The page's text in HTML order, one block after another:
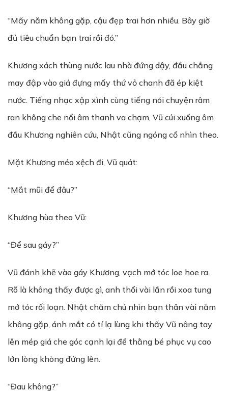
“Mấy năm không gặp, cậu đẹp trai hơn nhiều. Bây giờ
đủ tiêu chuẩn bạn trai rồi đó.”
Khương xách thùng nước lau nhà đứng dậy, đầu chẳng
may đập vào giá đựng mấy thứ vỏ chanh đã ép kiệt
nước. Tiếng nhạc xập xình cùng tiếng nói chuyện râm
ran không che nổi âm thanh va chạm, Vũ cúi xuống ôm
đầu Khương nghiên cứu, Nhật cũng ngóng cổ nhìn theo.
Mặt Khương méo xệch đi, Vũ quát:
“Mắt mũi để đâu?”
Khương hùa theo Vũ:
“Để sau gáy?”
Vũ đánh khẽ vào gáy Khương, vạch mớ tóc loe hoe ra.
Rõ là không thấy được gì, anh thổi vài lần rồi xoa tung
mớ tóc rối loạn. Nhật chăm chú nhìn bạn thân vài năm
không gặp, ánh mắt có tí lạ lùng khi thấy Vũ nâng tay
lên mép giá che góc cạnh lại để thằng bé phục vụ cao
lớn lòng khòng đứng lên.
“Đau không?”